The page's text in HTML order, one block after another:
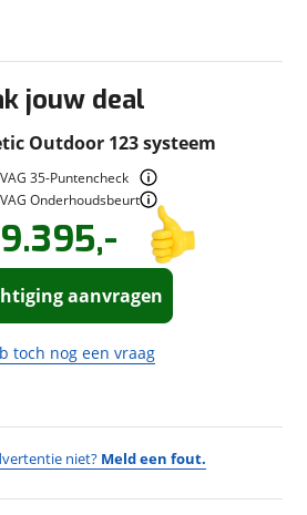
jouw deal
Jamet Jametic Outdoor 123 systeem
35-Puntencheck
Onderhoudsbeurt
9.395,-
aanvragen
een
neemt
toch nog een vraag
eenvraag
te beantwoorden.
niet? Meld een fout.